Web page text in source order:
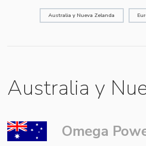
Australia y Nueva Zelanda
Australia y
Omega
Accesorios eléctricos
Serie estanca
Instrucciones Tecnicas
Energías renovables
Política empresarial
Reference list
Entrevistas y prensa